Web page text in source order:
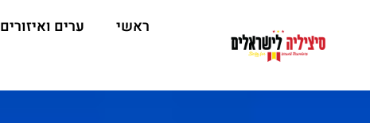
ראשי ערים ואיזורים